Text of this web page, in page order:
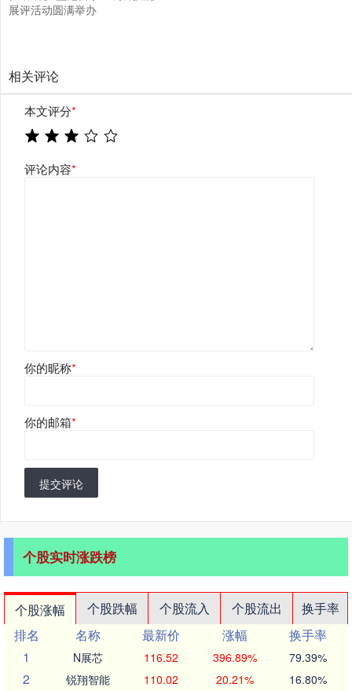
展评活动圆满举办
相关评论
本文评分*
评论内容*
你的昵称*
你的邮箱*
提交评论
个股实时涨跌榜
个股涨幅 个股跌幅 个股流入 个股流出
换手率
排名
名称 最新价 涨幅
换手率
1
N展芯 116.52 396.89% 79.39%
2 锐翔智能 110.02 20.21% 16.80%